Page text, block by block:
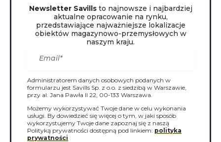
Newsletter Savillsto najnowsze i najbardziej
aktualne opracowanie na rynku,
przedstawiające najważniejsze lokalizacje
obiektów magazynowo-przemysłowych w
naszym kraju.
Administratorem danych osobowych podanych w
formularzu jest Savills Sp. z o.o. z siedzibą w Warszawie,
przy al. Jana Pawła II 22, 00-133 Warszawa.
Możemy wykorzystywać Twoje dane w celu wykonania
usługi. By dowiedzieć się więcej o tym, w jaki sposób
wykorzystujemy Twoje dane zapoznaj się z naszą
Polityką prywatności dostępną pod linkiem: polityka
prywatności